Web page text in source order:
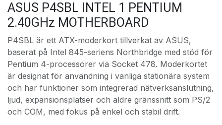
ASUS P4SBL INTEL 1 PENTIUM
2.40GHz MOTHERBOARD
P4SBL är ett ATX-moderkort tillverkat av ASUS,
baserat på Intel 845-seriens Northbridge med stöd för
Pentium 4-processorer via Socket 478. Moderkortet
är designat för användning i vanliga stationära system
och har funktioner som integrerad nätverksanslutning,
ljud, expansionsplatser och äldre gränssnitt som PS/2
och COM, med fokus på enkel och stabil drift.